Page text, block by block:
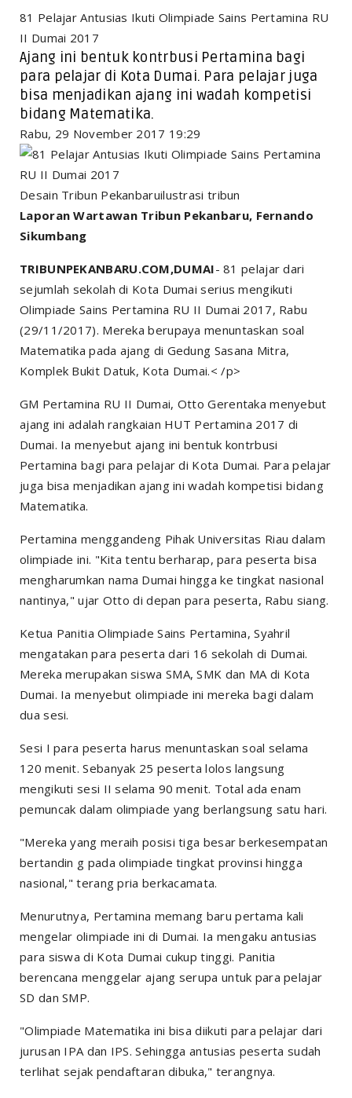
81 Pelajar Antusias Ikuti Olimpiade Sains Pertamina RU
II Dumai 2017
Ajang ini bentuk kontrbusi Pertamina bagi
para pelajar di Kota Dumai. Para pelajar juga
bisa menjadikan ajang ini wadah kompetisi
bidang Matematika.
Rabu, 29 November 2017 19:29
Desain Tribun Pekanbaruilustrasi tribun
Laporan Wartawan Tribun Pekanbaru, Fernando
Sikumbang
TRIBUNPEKANBARU.COM,DUMAI- 81 pelajar dari
sejumlah sekolah di Kota Dumai serius mengikuti
Olimpiade Sains Pertamina RU II Dumai 2017, Rabu
(29/11/2017). Mereka berupaya menuntaskan soal
Matematika pada ajang di Gedung Sasana Mitra,
Komplek Bukit Datuk, Kota Dumai.< /p>
GM Pertamina RU II Dumai, Otto Gerentaka menyebut
ajang ini adalah rangkaian HUT Pertamina 2017 di
Dumai. Ia menyebut ajang ini bentuk kontrbusi
Pertamina bagi para pelajar di Kota Dumai. Para pelajar
juga bisa menjadikan ajang ini wadah kompetisi bidang
Matematika.
Pertamina menggandeng Pihak Universitas Riau dalam
olimpiade ini. "Kita tentu berharap, para peserta bisa
mengharumkan nama Dumai hingga ke tingkat nasional
nantinya," ujar Otto di depan para peserta, Rabu siang.
Ketua Panitia Olimpiade Sains Pertamina, Syahril
mengatakan para peserta dari 16 sekolah di Dumai.
Mereka merupakan siswa SMA, SMK dan MA di Kota
Dumai. Ia menyebut olimpiade ini mereka bagi dalam
dua sesi.
Sesi I para peserta harus menuntaskan soal selama
120 menit. Sebanyak 25 peserta lolos langsung
mengikuti sesi II selama 90 menit. Total ada enam
pemuncak dalam olimpiade yang berlangsung satu hari.
"Mereka yang meraih posisi tiga besar berkesempatan
bertandin g pada olimpiade tingkat provinsi hingga
nasional," terang pria berkacamata.
Menurutnya, Pertamina memang baru pertama kali
mengelar olimpiade ini di Dumai. Ia mengaku antusias
para siswa di Kota Dumai cukup tinggi. Panitia
berencana menggelar ajang serupa untuk para pelajar
SD dan SMP.
"Olimpiade Matematika ini bisa diikuti para pelajar dari
jurusan IPA dan IPS. Sehingga antusias peserta sudah
terlihat sejak pendaftaran dibuka," terangnya.